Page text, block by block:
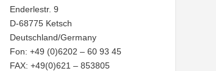
Enderlestr. 9
D-68775 Ketsch
Deutschland/Germany
Fon: +49 (0)6202 – 60 93 45
FAX: +49(0)621 – 853805